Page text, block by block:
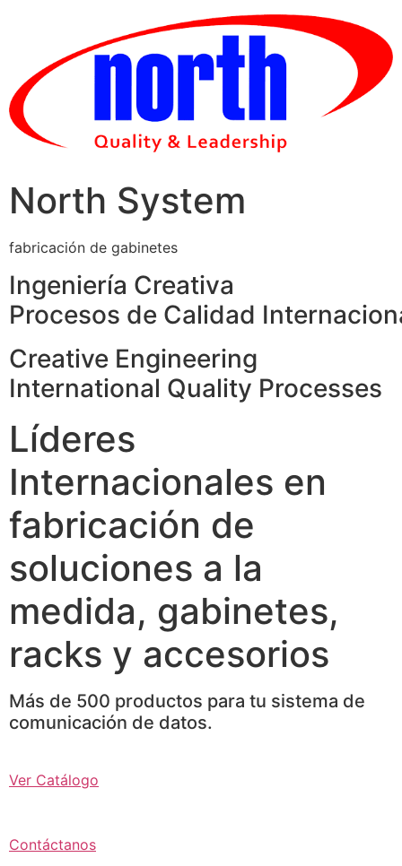
North System
fabricación de gabinetes
Ingeniería Creativa
Procesos de Calidad
Creative Engineering
International Quality Processes
Líderes
Internacionales en
fabricación de
soluciones a la
medida, gabinetes,
racks y accesorios
Más de 500 productos para tu sistema de
comunicación de datos.
Ver Catálogo
Contáctanos